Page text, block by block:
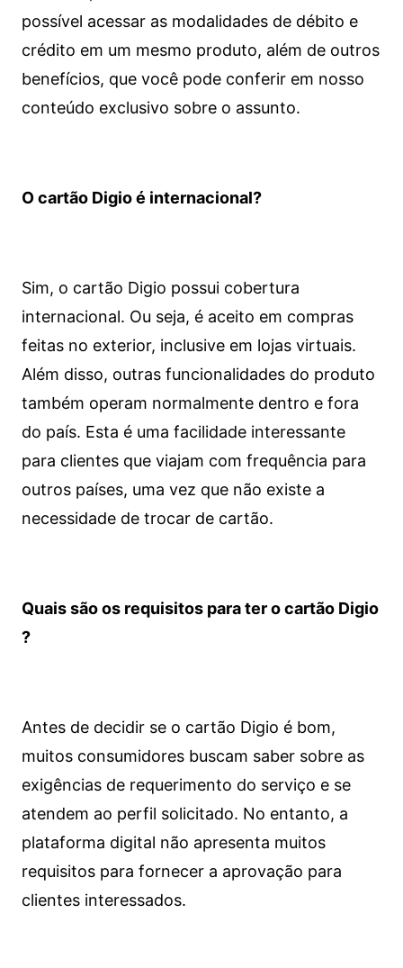
possível acessar as modalidades de débito e
crédito em um mesmo produto, além de outros
benefícios, que você pode conferir em nosso
conteúdo exclusivo sobre o assunto.
O cartão Digio é internacional?
Sim, o cartão Digio possui cobertura
internacional. Ou seja, é aceito em compras
feitas no exterior, inclusive em lojas virtuais.
Além disso, outras funcionalidades do produto
também operam normalmente dentro e fora
do país. Esta é uma facilidade interessante
para clientes que viajam com frequência para
outros países, uma vez que não existe a
necessidade de trocar de cartão.
Quais são os requisitos para ter o cartão Digio
?
Antes de decidir se o cartão Digio é bom,
muitos consumidores buscam saber sobre as
exigências de requerimento do serviço e se
atendem ao perfil solicitado. No entanto, a
plataforma digital não apresenta muitos
requisitos para fornecer a aprovação para
clientes interessados.